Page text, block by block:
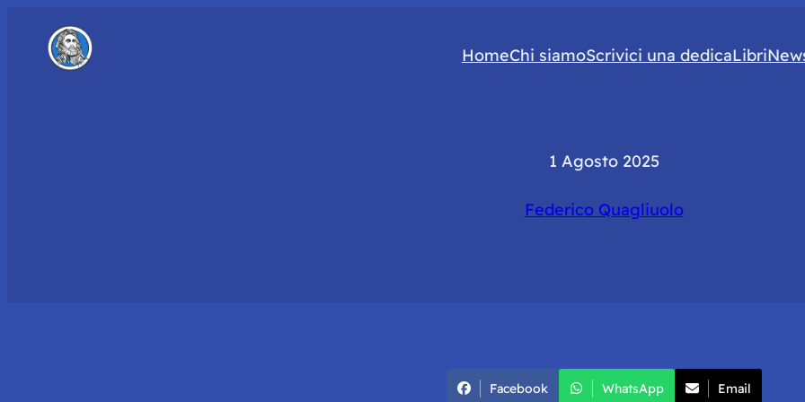
HomeChi siamoScrivici una dedicaLibri
1 Agosto 2025
Federico Quagliuolo
Facebook WhatsApp Email